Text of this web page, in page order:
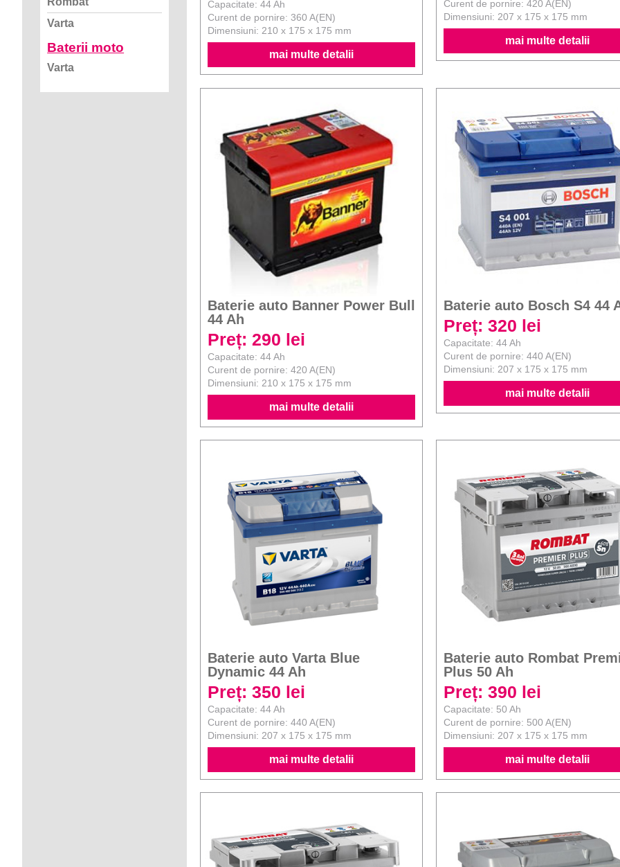
Capacitate: 44 Ah
Curent de pornire: 360 A(EN)
Dimensiuni: 210 x 175 x 175 mm
mai multe detalii
Curent de pornire: 420 A(EN)
Dimensiuni: 207 x 175 x 175 mm
mai multe detalii
Baterie auto Banner Power Bull
44 Ah
Preț: 290 lei
Capacitate: 44 Ah
Curent de pornire: 420 A(EN)
Dimensiuni: 210 x 175 x 175 mm
mai multe detalii
Baterie auto Bosch S4 44
Preț: 320 lei
Capacitate: 44 Ah
Curent de pornire: 440 A(EN)
Dimensiuni: 207 x 175 x 175 mm
mai multe detalii
Baterie auto Varta Blue
Dynamic 44 Ah
Preț: 350 lei
Capacitate: 44 Ah
Curent de pornire: 440 A(EN)
Dimensiuni: 207 x 175 x 175 mm
mai multe detalii
Baterie auto Rombat
Plus 50 Ah
Preț: 390 lei
Capacitate: 50 Ah
Curent de pornire: 500 A(EN)
Dimensiuni: 207 x 175 x 175 mm
mai multe detalii
Varta
Baterii moto
Varta